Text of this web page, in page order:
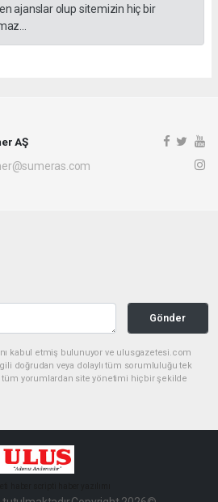
ajanslar olup sitemizin hiç bir
AŞ
Gönder
kabul etmiş bulunuyor ve ulusgazetesi.com
doğrudan veya dolaylı tüm sorumluluğu tek
tüm yorumlardan site yönetimi hiçbir şekilde